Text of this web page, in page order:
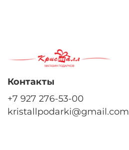
Контакты
+7 927 276-53-00
kristallpodarki@gmail.com